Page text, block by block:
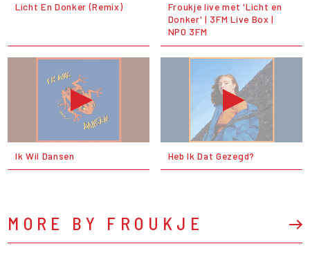
Licht En Donker (Remix)
Froukje live met 'Licht en
Donker' | 3FM Live Box |
NPO 3FM
Ik Wil Dansen Heb Ik Dat Gezegd?
MORE BY FROUKJE